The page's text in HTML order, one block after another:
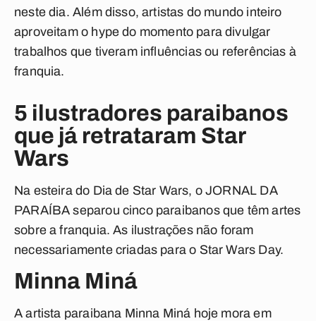
neste dia. Além disso, artistas do mundo inteiro
aproveitam o hypedo momento para divulgar
trabalhos que tiveram influências ou referências à
franquia.
5 ilustradores paraibanos
que já retrataram Star
Wars
Na esteira do Dia de Star Wars, o JORNAL DA
PARAÍBA separou cinco paraibanos que têm artes
sobre a franquia. As ilustrações não foram
necessariamente criadas para o Star Wars Day.
Minna Miná
A artista paraibana Minna Miná hoje mora em